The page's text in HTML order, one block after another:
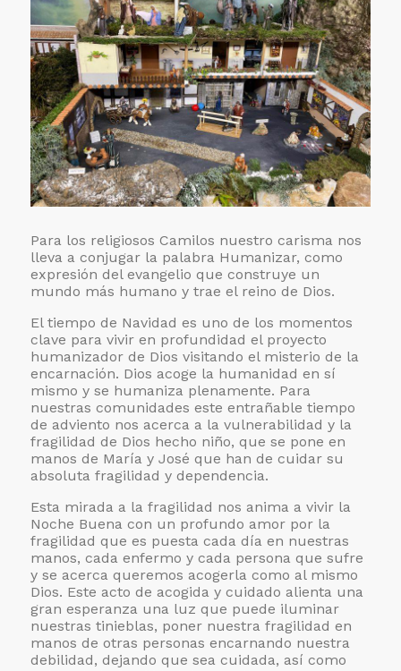
de
san
Camilo
Para los religiosos Camilos nuestro carisma nos
lleva a conjugar la palabra Humanizar, como
expresión del evangelio que construye un
mundo más humano y trae el reino de Dios.
El tiempo de Navidad es uno de los momentos
clave para vivir en profundidad el proyecto
humanizador de Dios visitando el misterio de la
encarnación. Dios acoge la humanidad en sí
mismo y se humaniza plenamente. Para
nuestras comunidades este entrañable tiempo
de adviento nos acerca a la vulnerabilidad y la
fragilidad de Dios hecho niño, que se pone en
manos de María y José que han de cuidar su
absoluta fragilidad y dependencia.
Esta mirada a la fragilidad nos anima a vivir la
Noche Buena con un profundo amor por la
fragilidad que es puesta cada día en nuestras
manos, cada enfermo y cada persona que sufre
y se acerca queremos acogerla como al mismo
Dios. Este acto de acogida y cuidado alienta una
gran esperanza una luz que puede iluminar
nuestras tinieblas, poner nuestra fragilidad en
manos de otras personas encarnando nuestra
debilidad, dejando que sea cuidada, así como